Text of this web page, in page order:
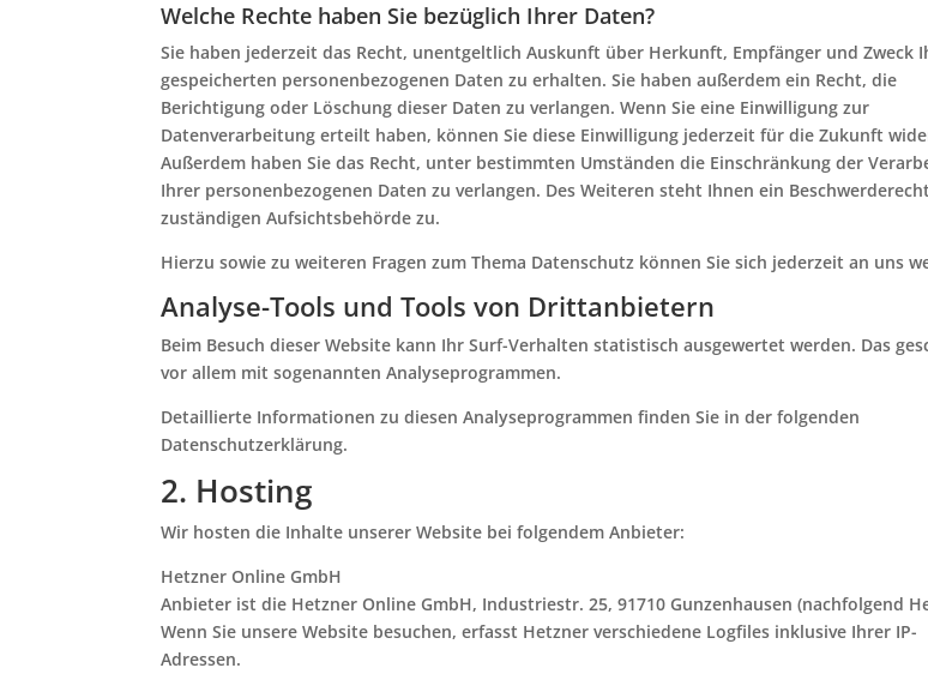
Welche Rechte haben Sie bezüglich Ihrer Daten?
Sie haben jederzeit das Recht, unentgeltlich Auskunft über Herkunft, Empfänger und Zweck
gespeicherten personenbezogenen Daten zu erhalten. Sie haben außerdem ein Recht, die
Berichtigung oder Löschung dieser Daten zu verlangen. Wenn Sie eine Einwilligung zur
Datenverarbeitung erteilt haben, können Sie diese Einwilligung jederzeit für die Zukunft
Außerdem haben Sie das Recht, unter bestimmten Umständen die Einschränkung der
Ihrer personenbezogenen Daten zu verlangen. Des Weiteren steht Ihnen ein
zuständigen Aufsichtsbehörde zu.
Hierzu sowie zu weiteren Fragen zum Thema Datenschutz können Sie sich jederzeit an uns
Analyse-Tools und Tools von Dritt­anbietern
Beim Besuch dieser Website kann Ihr Surf-Verhalten statistisch ausgewertet werden. Das
vor allem mit sogenannten Analyseprogrammen.
Detaillierte Informationen zu diesen Analyseprogrammen finden Sie in der folgenden
Datenschutzerklärung.
2. Hosting
Wir hosten die Inhalte unserer Website bei folgendem Anbieter:
Hetzner Online GmbH
Anbieter ist die Hetzner Online GmbH, Industriestr. 25, 91710 Gunzenhausen (nachfolgend
Wenn Sie unsere Website besuchen, erfasst Hetzner verschiedene Logfiles inklusive Ihrer IP-
Adressen.